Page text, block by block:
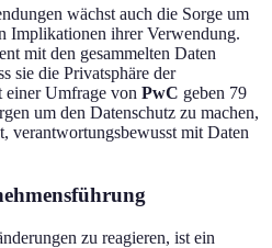
wächst auch die Sorge um
Implikationen ihrer Verwendung.
mit den gesammelten Daten
sie die Privatsphäre der
einer Umfrage von PwC geben 79
um den Datenschutz zu machen,
verantwortungsbewusst mit Daten
zu reagieren, ist ein